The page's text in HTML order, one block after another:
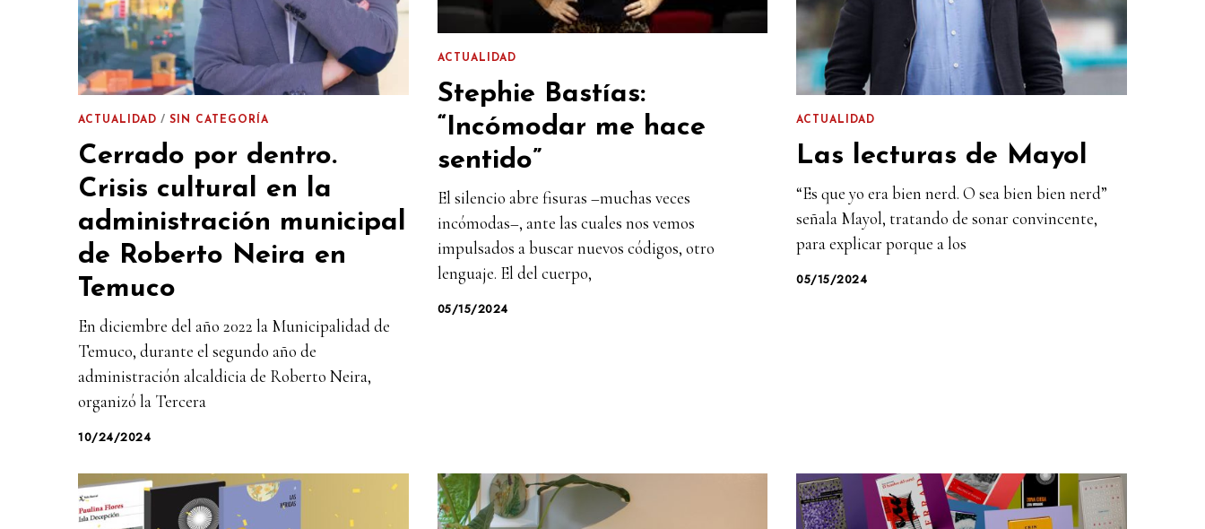
ACTUALIDAD / SIN CATEGORÍA
Cerrado por dentro.
Crisis cultural en la
administración municipal
de Roberto Neira en
Temuco
En diciembre del año 2022 la Municipalidad de
Temuco, durante el segundo año de
administración alcaldicia de Roberto Neira,
organizó la Tercera
10/24/2024
ACTUALIDAD
Stephie Bastías:
“Incómodar me hace
sentido”
El silencio abre fisuras –muchas veces
incómodas–, ante las cuales nos vemos
impulsados a buscar nuevos códigos, otro
lenguaje. El del cuerpo,
05/15/2024
ACTUALIDAD
Las lecturas de Mayol
“Es que yo era bien nerd. O sea bien bien nerd”
señala Mayol, tratando de sonar convincente,
para explicar porque a los
05/15/2024